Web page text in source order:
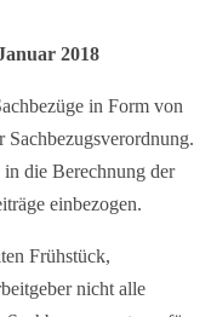
2018
in Form von
in die Berechnung der
einbezogen.
Frühstück,
nicht alle